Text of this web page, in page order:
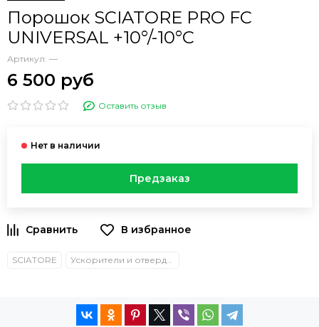
Порошок SCIATORE PRO FC
UNIVERSAL +10°/-10°C
Артикул: —
6 500 руб
Оставить отзыв
Предзаказ
SCIATORE Ускорители и отвердители